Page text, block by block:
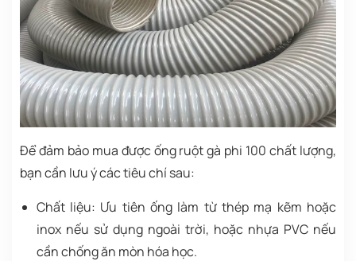
Để đảm bảo mua được ống ruột gà phi 100 chất lượng,
bạn cần lưu ý các tiêu chí sau:
Chất liệu: Ưu tiên ống làm từ thép mạ kẽm hoặc
inox nếu sử dụng ngoài trời, hoặc nhựa PVC nếu
cần chống ăn mòn hóa học.